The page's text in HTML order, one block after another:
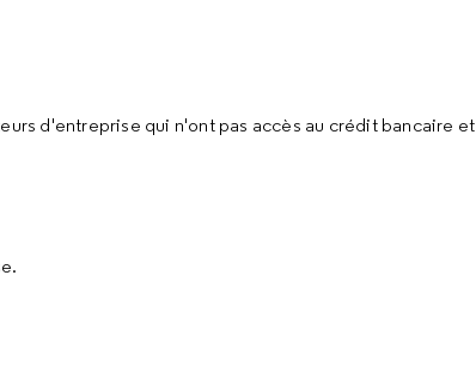
d'entreprise qui n'ont pas accès au crédit bancaire et